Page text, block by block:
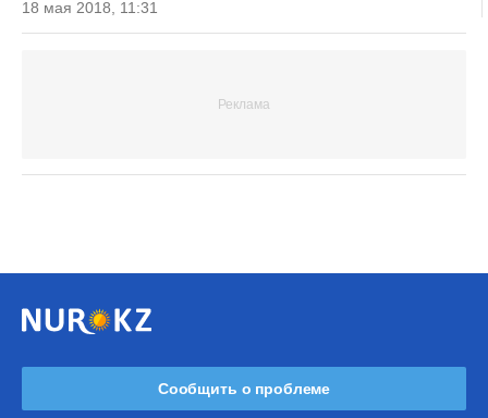
18 мая 2018, 11:31
Сообщить о проблеме